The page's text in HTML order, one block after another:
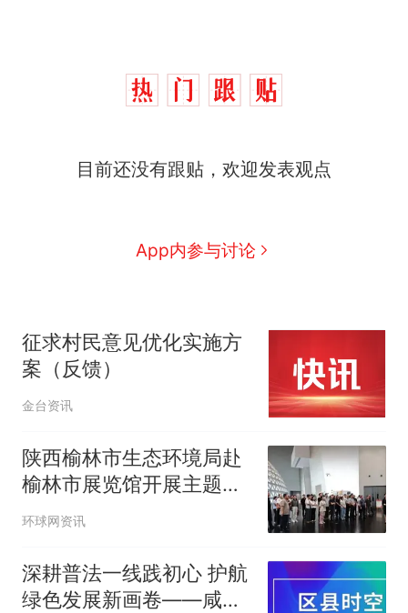
目前还没有跟贴，欢迎发表观点
App内参与讨论
征求村民意见优化实施方
案（反馈）
金台资讯
陕西榆林市生态环境局赴
榆林市展览馆开展主题党
日活动
环球网资讯
深耕普法一线践初心 护航
绿色发展新画卷——咸阳